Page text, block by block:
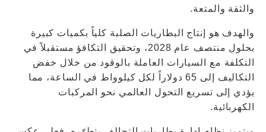
والثقة والمتعة.
والهدف هو إنتاج البطاريات الصلبة كلياً بكميات كبيرة
بحلول منتصف عام 2028، وتحقيق التكافؤ مستقبلاً في
التكلفة مع السيارات العاملة بالوقود من خلال خفض
التكاليف إلى 65 دولاراً لكل كيلوواط في الساعة، مما
يؤدي إلى تسريع التحول العالمي نحو المركبات
الكهربائية.